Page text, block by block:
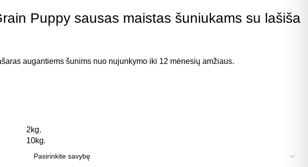
Puppy sausas maistas šuniukams su lašiša
augantiems šunims nuo nujunkymo iki 12 mėnesių amžiaus.
2kg.
10kg.